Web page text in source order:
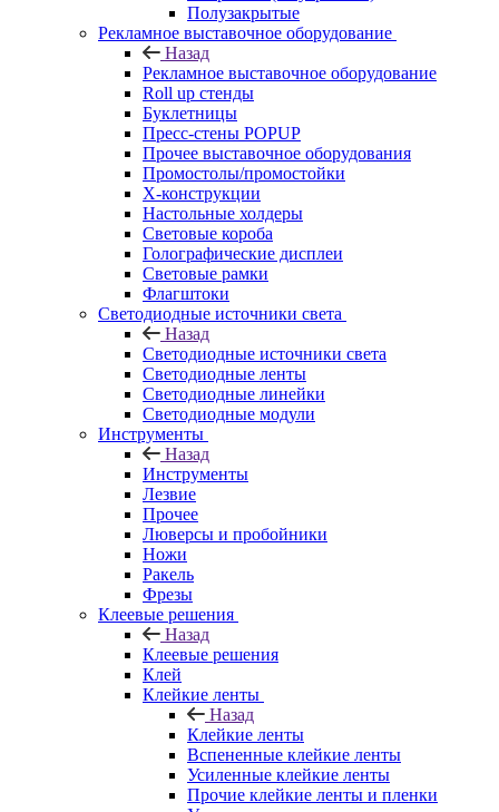
Полузакрытые
Рекламное выставочное оборудование
Назад
Рекламное выставочное оборудование
Roll up стенды
Буклетницы
Пресс-стены POPUP
Прочее выставочное оборудования
Промостолы/промостойки
Х-конструкции
Настольные холдеры
Световые короба
Голографические дисплеи
Световые рамки
Флагштоки
Светодиодные источники света
Назад
Светодиодные источники света
Светодиодные ленты
Светодиодные линейки
Светодиодные модули
Инструменты
Назад
Инструменты
Лезвие
Прочее
Люверсы и пробойники
Ножи
Ракель
Фрезы
Клеевые решения
Назад
Клеевые решения
Клей
Клейкие ленты
Назад
Клейкие ленты
Вспененные клейкие ленты
Усиленные клейкие ленты
Прочие клейкие ленты и пленки